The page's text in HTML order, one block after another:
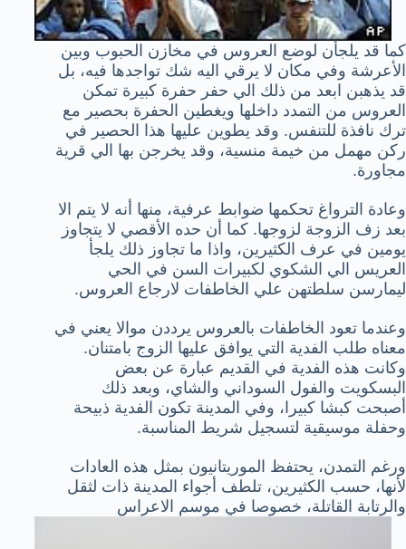
كما قد يلجأن لوضع العروس في مخازن الحبوب وبين
الأعرشة وفي مكان لا يرقي اليه شك تواجدها فيه، بل
قد يذهبن ابعد من ذلك الي حفر حفرة كبيرة تمكن
العروس من التمدد داخلها ويغطين الحفرة بحصير مع
ترك نافذة للتنفس. وقد يطوين عليها هذا الحصير في
ركن مهمل من خيمة منسية، وقد يخرجن بها الي قرية
مجاورة.
وعادة الترواغ تحكمها ضوابط عرفية، منها أنه لا يتم الا
بعد زف الزوجة لزوجها. كما أن حده الأقصي لا يتجاوز
يومين في عرف الكثيرين، واذا ما تجاوز ذلك يلجأ
العريس الي الشكوي لكبيرات السن في الحي
ليمارسن سلطتهن علي الخاطفات لارجاع العروس.
وعندما تعود الخاطفات بالعروس يرددن موالا يعني في
معناه طلب الفدية التي يوافق عليها الزوج بامتنان.
وكانت هذه الفدية في القديم عبارة عن بعض
البسكويت والفول السوداني والشاي، وبعد ذلك
أصبحت كبشا كبيرا، وفي المدينة تكون الفدية ذبيحة
وحفلة موسيقية لتسجيل شريط المناسبة.
ورغم التمدن، يحتفظ الموريتانيون بمثل هذه العادات
لأنها، حسب الكثيرين، تلطف أجواء المدينة ذات لثقل
والرتابة القاتلة، خصوصا في موسم الاعراس